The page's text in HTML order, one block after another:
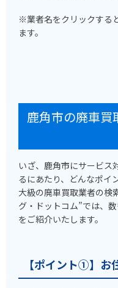
※業者名をクリックする
ます。
鹿角市の廃車買
いざ、鹿角市にサービス
るにあたり、どんなポイ
大級の廃車買取業者の検
グ・ドットコム”では、
をご紹介いたします。
【ポイント①】お